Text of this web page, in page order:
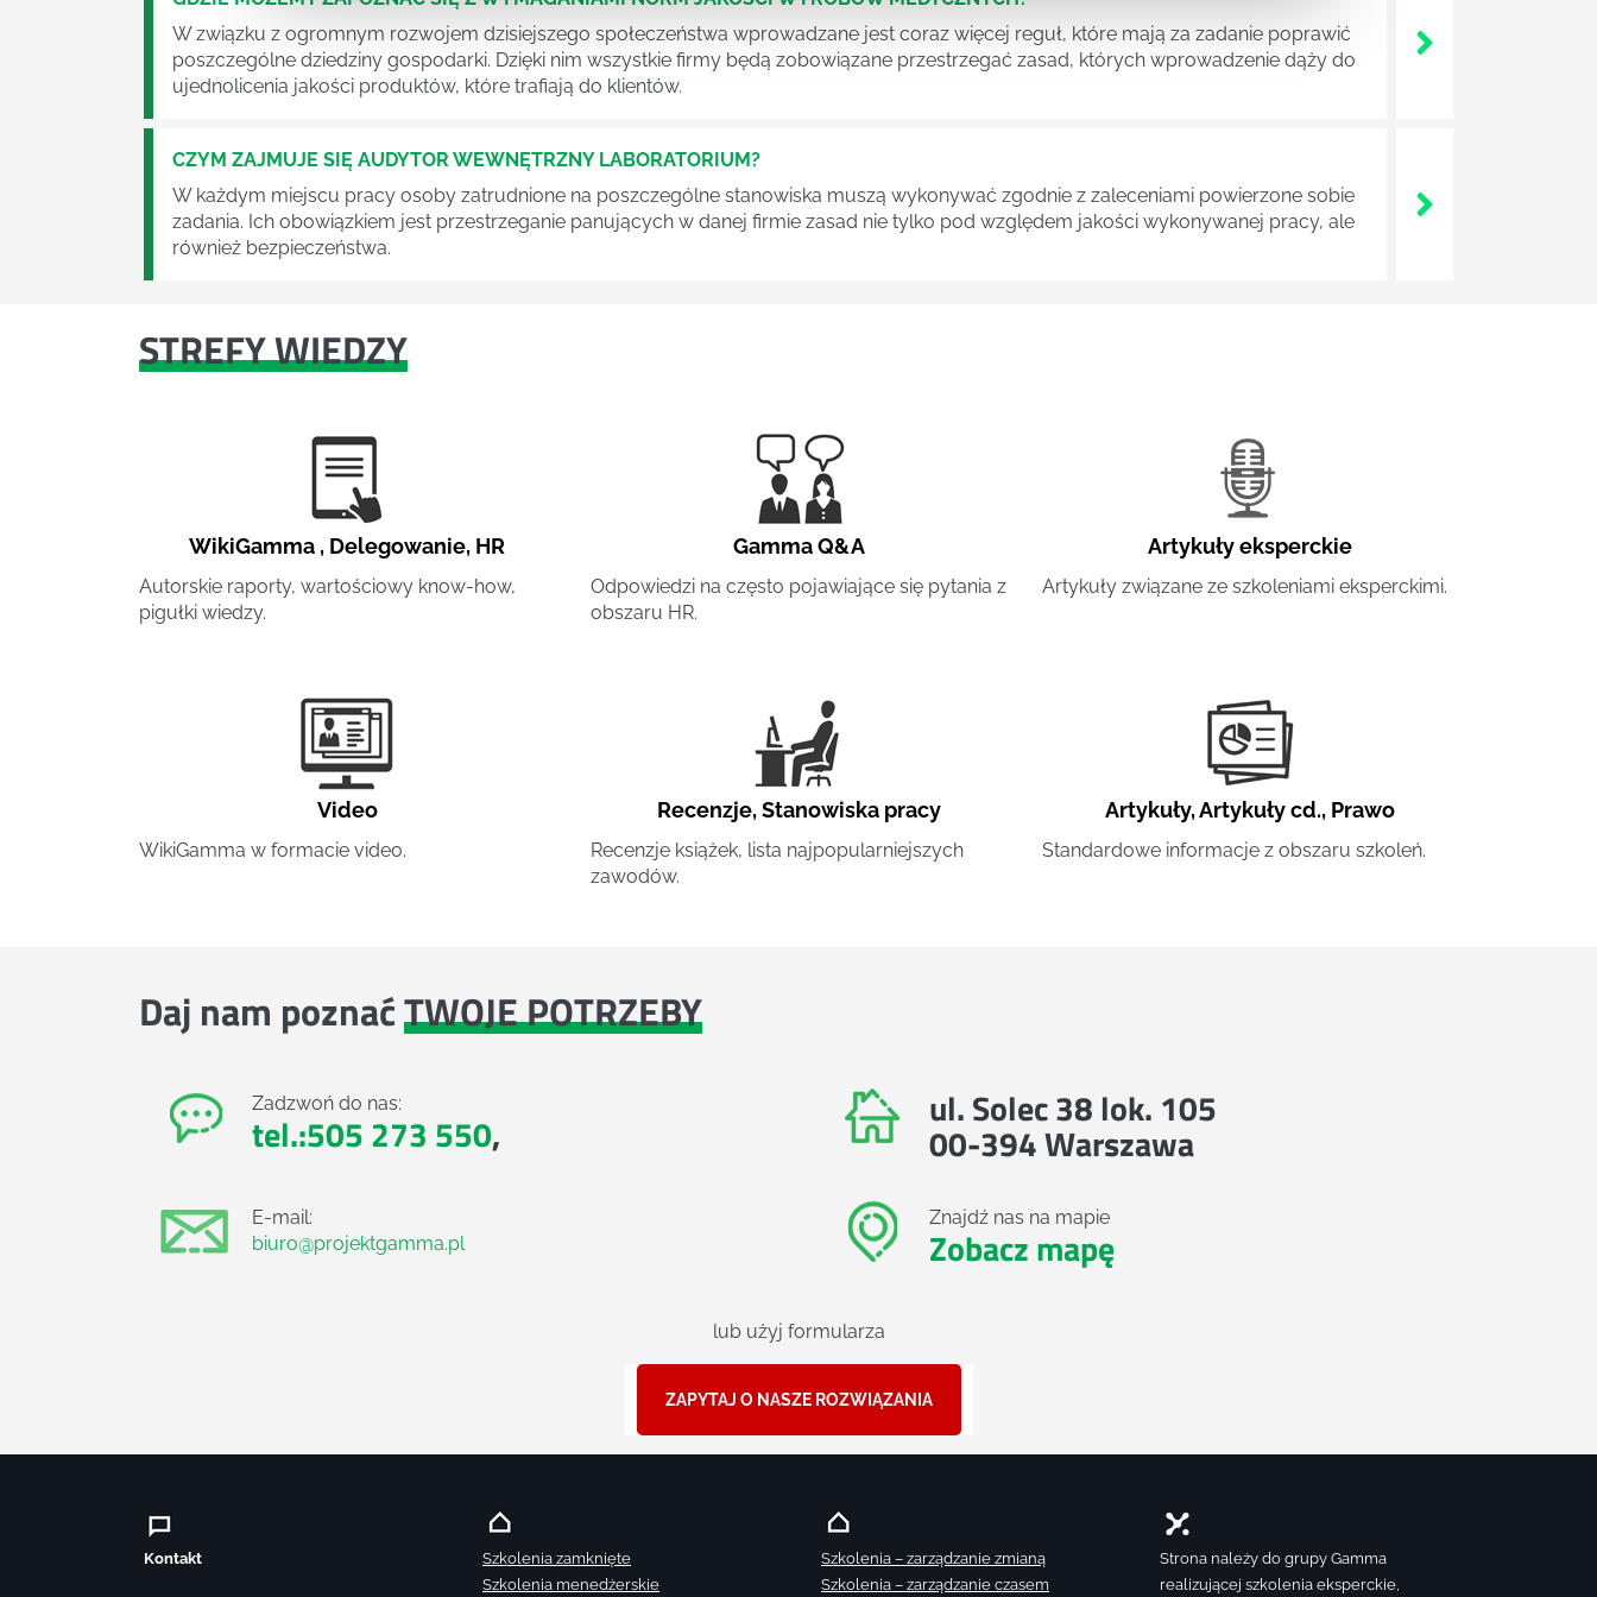
W związku z ogromnym rozwojem dzisiejszego społeczeństwa wprowadzane jest coraz więcej reguł, które mają za zadanie poprawić
poszczególne dziedziny gospodarki. Dzięki nim wszystkie firmy będą zobowiązane przestrzegać zasad, których wprowadzenie dąży do
ujednolicenia jakości produktów, które trafiają do klientów.
CZYM ZAJMUJE SIĘ AUDYTOR WEWNĘTRZNY LABORATORIUM?
W każdym miejscu pracy osoby zatrudnione na poszczególne stanowiska muszą wykonywać zgodnie z zaleceniami powierzone sobie
zadania. Ich obowiązkiem jest przestrzeganie panujących w danej firmie zasad nie tylko pod względem jakości wykonywanej pracy, ale
również bezpieczeństwa.
STREFY WIEDZY
WikiGamma , Delegowanie, HR
Autorskie raporty, wartościowy know-how,
pigułki wiedzy.
Gamma Q&A
Odpowiedzi na często pojawiające się pytania z
obszaru HR.
Artykuły eksperckie
Artykuły związane ze szkoleniami eksperckimi.
Video
WikiGamma w formacie video.
Recenzje,Stanowiska pracy
Recenzje książek, lista najpopularniejszych
zawodów.
Artykuły,Artykuły cd., Prawo
Standardowe informacje z obszaru szkoleń.
Daj nam poznaćTWOJE POTRZEBY
Zadzwoń do nas:
tel.:505 273 550,
E-mail:
biuro@projektgamma.pl
ul. Solec 38 lok. 105
00-394 Warszawa
Znajdź nas na mapie
Zobacz mapę
lub użyj formularza
ZAPYTAJ O NASZE ROZWIĄZANIA
Kontakt
Szkolenia zamknięte
Szkolenia menedżerskie
Szkolenia – zarządzanie zmianą
Szkolenia – zarządzanie czasem
Strona należy do grupy Gamma
realizującej szkolenia eksperckie,